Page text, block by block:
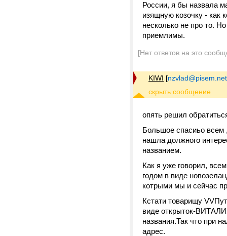
России, я бы назвала
изящную козочку - как
несколько не про то.
приемлимы.
[Нет ответов на это
KIWI [nzvlad@pisem.net
опять решил
Большое спасиьо всем
нашла должного
названием.
Как я уже говорил,
годом в виде
котрыми мы и сейчас
Кстати товарищу
виде открыток-
названия.Так что при
адрес.